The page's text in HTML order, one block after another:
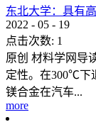
东北大学：具有
2022 - 05 - 19
点击次数: 1
原创 材料学网导
定性。在300℃下
镁合金在汽车...
more